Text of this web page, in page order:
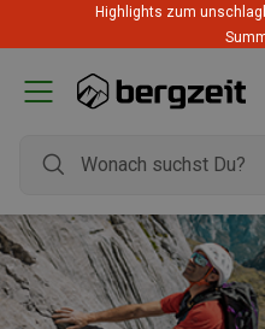
Highlights zum